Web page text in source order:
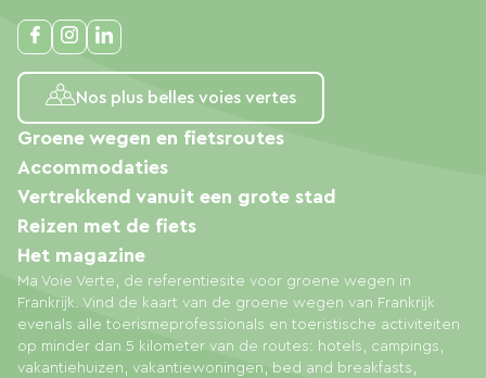
Nos plus belles voies vertes
Ma Voie Verte, de referentiesite voor groene wegen in
Frankrijk. Vind de kaart van de groene wegen van Frankrijk
evenals alle toerismeprofessionals en toeristische activiteiten
op minder dan 5 kilometer van de routes: hotels, campings,
vakantiehuizen, vakantiewoningen, bed and breakfasts,
Groene wegen en fietsroutes
Accommodaties
Vertrekkend vanuit een grote stad
Reizen met de fiets
Het magazine